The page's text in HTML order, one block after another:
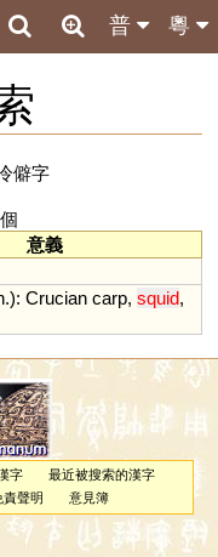
粵
普
僻字
意義
.): Crucian carp, squid,
字
最近被搜索的漢字
責聲明 意見簿